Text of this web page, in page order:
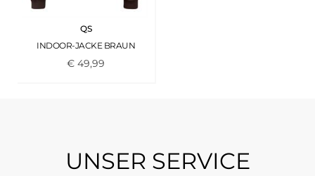
QS
INDOOR-JACKE BRAUN
€49,99
UNSER SERVICE